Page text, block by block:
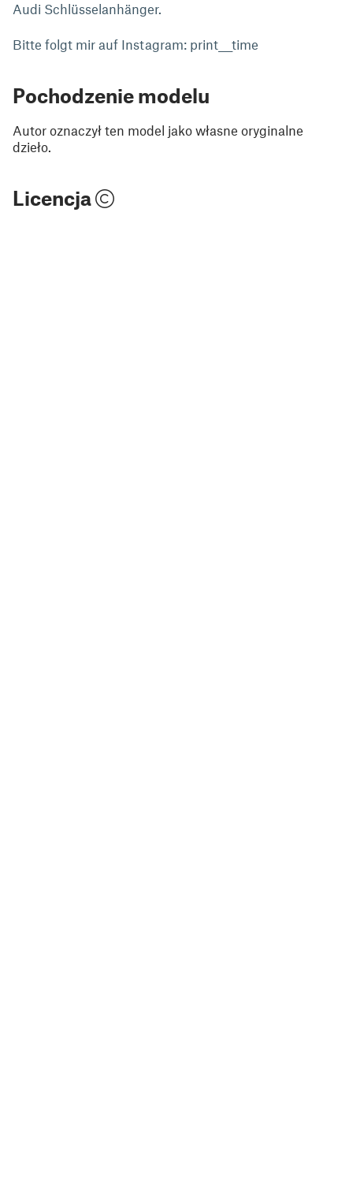
Audi Schlüsselanhänger.
Bitte folgt mir auf Instagram: print___time
Pochodzenie modelu
Autor oznaczył ten model jako własne oryginalne
dzieło.
Licencja